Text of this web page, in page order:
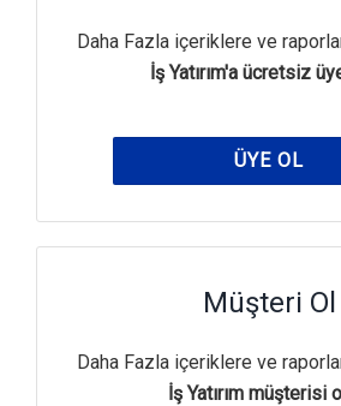
Daha Fazla içeriklere ve
İş Yatırım'a ücretsiz
ÜYE OL
Müşteri Ol
Daha Fazla içeriklere ve
İş Yatırım müşterisi